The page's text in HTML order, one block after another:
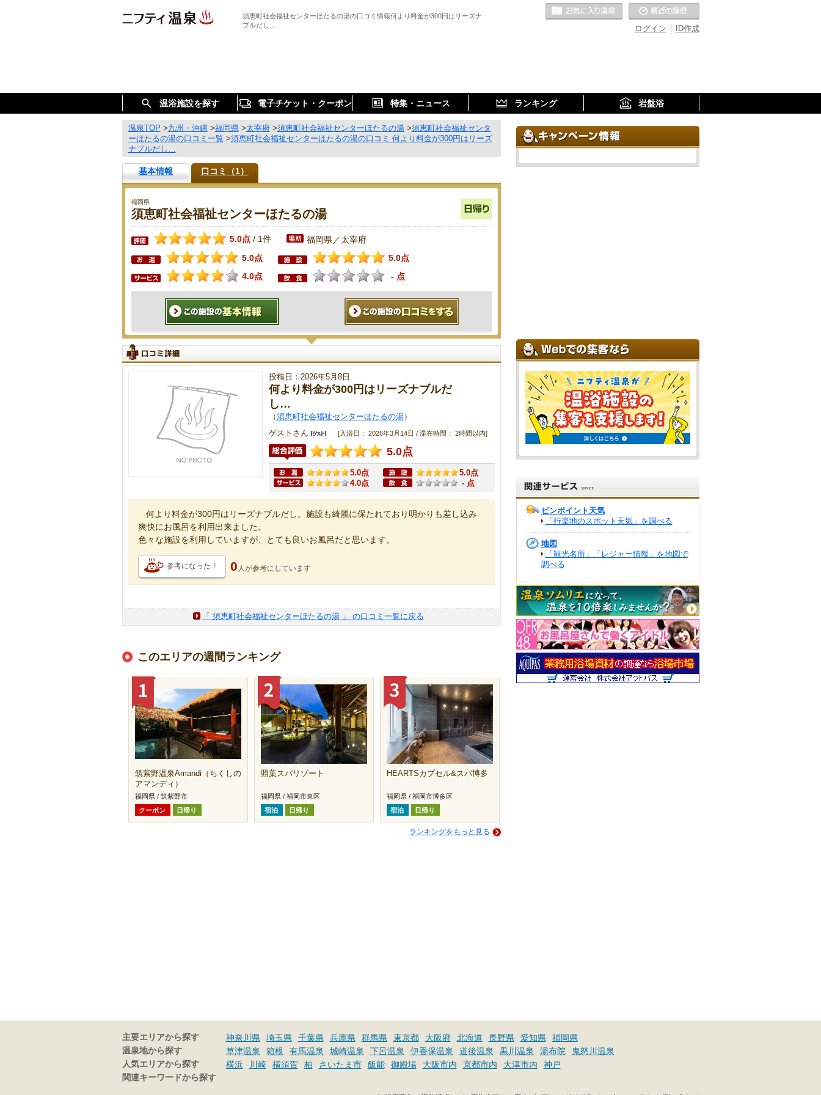
須恵町社会福祉センターほたるの湯の口コミ情報何より料金が300円はリーズナ
ブルだし…
ID作成
ログイン
お気に入りの温泉
温浴施設を探す 電子チケット・クーポン 特集・ニュース ランキング 岩盤浴
温泉TOP >九州・沖縄>福岡県>太宰府>須恵町社会福祉センターほたるの湯>須恵町社会福祉センタ
ーほたるの湯の口コミ一覧 >須恵町社会福祉センターほたるの湯の口コミ 何より料金が300円はリーズ
ナブルだし…
基本情報 口コミ（1）
福岡県
須恵町社会福祉センターほたるの湯
5.0点 / 1件 福岡県／太宰府
5.0点
5.0点
4.0点
- 点
投稿日：2026年5月8日
何より料金が300円はリーズナブルだ
し…
（須恵町社会福祉センターほたるの湯）
ゲストさん
[入浴日： 2026年3月14日 / 滞在時間： 2時間以内]
5.0点
5.0点
5.0点
4.0点
- 点
何より料金が300円はリーズナブルだし。施設も綺麗に保たれており明かりも差し込み
爽快にお風呂を利用出来ました。
色々な施設を利用していますが、とても良いお風呂だと思います。
参考になった！ 0 人が参考にしています
「 須恵町社会福祉センターほたるの湯 」 の口コミ一覧に戻る
このエリアの週間ランキング
筑紫野温泉Amandi（ちくしの
アマンディ）
福岡県 / 筑紫野市
クーポン
日帰り
照葉スパリゾート
福岡県 / 福岡市東区
宿泊
日帰り
HEARTSカプセル&スパ博多
福岡県 / 福岡市博多区
宿泊
日帰り
ランキングをもっと見る
ピンポイント天気
「行楽地のスポット天気」を調べる
地図
「観光名所」「レジャー情報」を地図で
調べる
主要エリアから探す 神奈川県 埼玉県 千葉県 兵庫県 群馬県 東京都 大阪府 北海道 長野県 愛知県 福岡県
温泉地から探す 草津温泉 箱根 有馬温泉 城崎温泉 下呂温泉 伊香保温泉 道後温泉 黒川温泉 湯布院 鬼怒川温泉
人気エリアから探す 横浜 川崎 横須賀 柏 さいたま市 飯能 御殿場 大阪市内 京都市内 大津市内 神戸
関連キーワードから探す